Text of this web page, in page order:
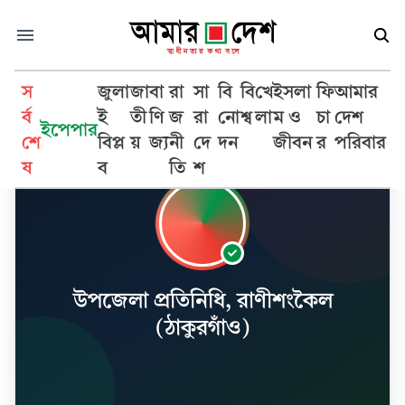
স
র্ব
শে
ষ
ইপেপার
জুলা
ই
বিপ্ল
ব
জা
তী
য়
বা
ণি
জ্য
রা
জ
নী
তি
সা
রা
দে
শ
বি
নো
দন
বি
শ্ব
খে
লা
ইসলা
ম ও
জীবন
ফি
চা
র
আমার
দেশ
পরিবার
উপজেলা প্রতিনিধি, রাণীশংকৈল
(ঠাকুরগাঁও)